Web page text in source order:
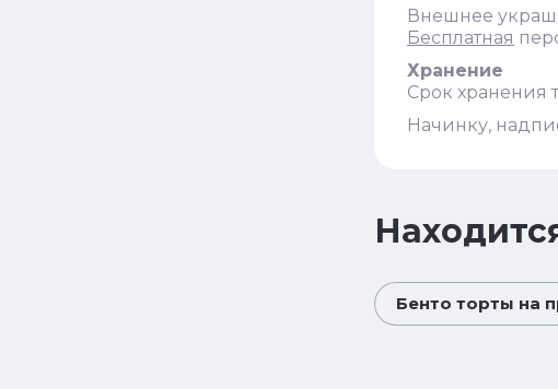
Внешнее
Бесплатная
Хранение
Срок хранения
Начинку,
Бенто торты на